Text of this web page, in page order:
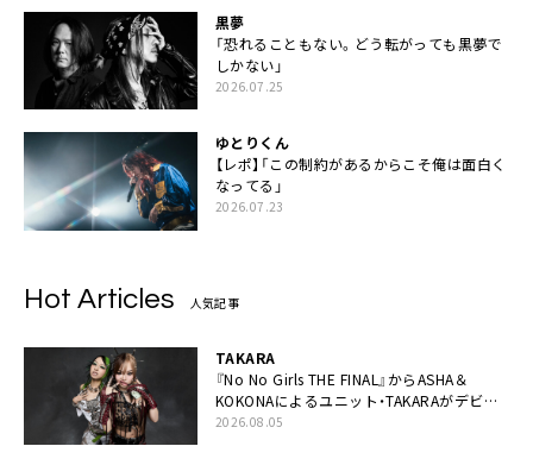
黒夢
「恐れることもない。どう転がっても黒夢で
しかない」
2026.07.25
ゆとりくん
【レポ】「この制約があるからこそ俺は面白く
なってる」
2026.07.23
Hot Articles 人気記事
TAKARA
『No No Girls THE FINAL』からASHA＆
KOKONAによるユニット・TAKARAがデビュ
ー
2026.08.05